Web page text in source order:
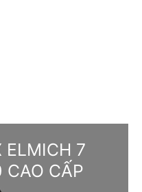
ELMICH 7
CẤP